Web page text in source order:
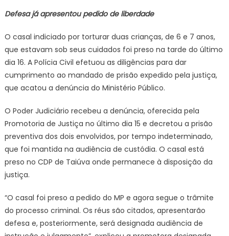
Defesa já apresentou pedido de liberdade
O casal indiciado por torturar duas crianças, de 6 e 7 anos,
que estavam sob seus cuidados foi preso na tarde do último
dia 16. A Polícia Civil efetuou as diligências para dar
cumprimento ao mandado de prisão expedido pela justiça,
que acatou a denúncia do Ministério Público.
O Poder Judiciário recebeu a denúncia, oferecida pela
Promotoria de Justiça no último dia 15 e decretou a prisão
preventiva dos dois envolvidos, por tempo indeterminado,
que foi mantida na audiência de custódia. O casal está
preso no CDP de Taiúva onde permanece à disposição da
justiça.
“O casal foi preso a pedido do MP e agora segue o trâmite
do processo criminal. Os réus são citados, apresentarão
defesa e, posteriormente, será designada audiência de